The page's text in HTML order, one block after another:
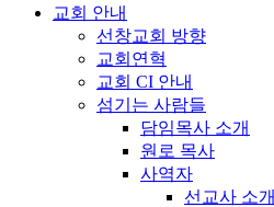
교회 안내
선창교회 방향
교회연혁
교회 CI 안내
섬기는 사람들
담임목사 소개
원로 목사
사역자
선교사 소개